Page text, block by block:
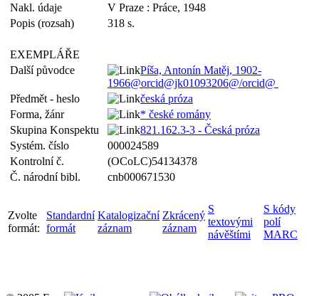
Nakl. údaje
V Praze : Práce, 1948
Popis (rozsah)
318 s.
EXEMPLÁŘE
Další původce
Píša, Antonín Matěj, 1902-
1966@orcid@jk01093206@/orcid@
Předmět - heslo
česká próza
Forma, žánr
* české romány
Skupina Konspektu
821.162.3-3 - Česká próza
Systém. číslo
000024589
Kontrolní č.
(OCoLC)54134378
Č. národní bibl.
cnb000671530
Zvolte
formát:
Standardní
formát
Katalogizační
záznam
Zkrácený
záznam
S
textovými
návěštími
S kódy
polí
MARC